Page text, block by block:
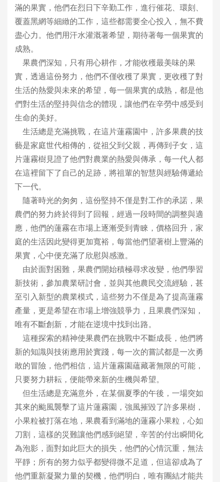
滿的果實，他們在烈日下辛勤工作，進行催花、環刻、
覆蓋黑網等細緻的工作，這些都需要全心投入，無不費
盡心力。他們用汗水灌溉著希望，期待著每一個果實的
成熟。
果農們深知，只有用心耕作，才能收穫最美味的果
實，透過這份努力，他們不僅收穫了果實，更收穫了對
生活的熱愛與未來的希望，每一個果實的成熟，都是他
們對生活的堅持與信念的體現，讓他們在辛勞中感受到
生命的美好。
生活總是充滿挑戰，在這片蓮霧園中，許多果農的技
藝是家庭世代相傳的，從祖父到父親，再傳到子女，這
片蓮霧樹見證了他們對農業的熱愛與傳承，每一代人都
在這裡留下了自己的足跡，將祖輩的智慧與經驗傳遞給
下一代。
隨著時光的匆匆，這份堅持不僅是對工作的承諾，果
農們的努力終於得到了回報，經過一段時間的調整與適
應，他們的蓮霧在市場上逐漸受到青睞，價格回升，家
庭的生活因此變得更加寬裕，每當他們望著樹上豐滿的
果實，心中便充滿了欣慰與感激。
由於面對困難，果農們開始積極尋求改變，他們學習
新技術，參加農業研討會，並與其他農民交流經驗，甚
至引入新型的農業模式，這些努力不僅是為了提高蓮霧
產量，更是希望在市場上增強競爭力，且果農們深知，
唯有不斷創新，才能在逆境中找到出路。
這種探索的精神使果農們在挑戰中不斷成長，他們將
新的知識與技術應用於實踐，每一次的嘗試都是一次勇
敢的冒險，他們相信，這片蓮霧園蘊藏著無限的可能，
只要努力耕耘，便能帶來新的生機與希望。
但生活總是充滿意外，在某個夏季的午後，一場突如
其來的颱風襲擊了這片蓮霧園，強風摧毀了許多果樹，
小果粒被打落在地，果農看到滿地的蓮霧小果粒，心如
刀割，這樣的災難讓他們感到絕望，辛苦的付出瞬間化
為泡影，面對如此巨大的損失，他們的心情沉重，無法
平靜；所有的努力似乎都變得微不足道，但這卻成為了
他們重新凝聚力量的契機，他們明白，唯有團結才能共